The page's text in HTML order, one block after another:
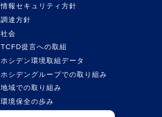
情報セキュリティ方針
調達方針
社会
TCFD提言への取組
ホシデン環境取組データ
ホシデングループでの取り組み
地域での取り組み
環境保全の歩み